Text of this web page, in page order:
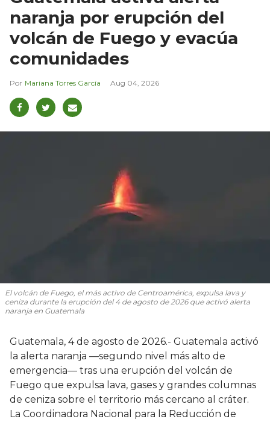
naranja por erupción del
volcán de Fuego y evacúa
comunidades
Mariana Torres García Aug 04, 2026
El volcán de Fuego, el más activo de Centroamérica, expulsa lava y
ceniza durante la erupción del 4 de agosto de 2026 que activó alerta
naranja en Guatemala
Guatemala, 4 de agosto de 2026.- Guatemala activó
la alerta naranja —segundo nivel más alto de
emergencia— tras una erupción del volcán de
Fuego que expulsa lava, gases y grandes columnas
de ceniza sobre el territorio más cercano al cráter.
La Coordinadora Nacional para la Reducción de